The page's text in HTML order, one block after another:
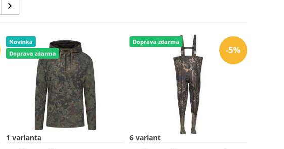
Novinka
Doprava zdarma
1 varianta
-5%
Doprava zdarma
6 variant